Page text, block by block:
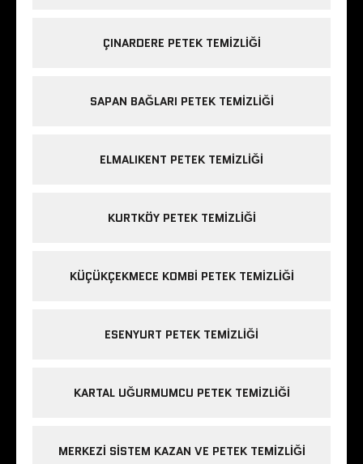
ÇINARDERE PETEK TEMIZLIĞI
SAPAN BAĞLARI PETEK TEMIZLIĞI
ELMALIKENT PETEK TEMIZLIĞI
KURTKÖY PETEK TEMIZLIĞI
KÜÇÜKÇEKMECE KOMBI PETEK TEMIZLIĞI
ESENYURT PETEK TEMIZLIĞI
KARTAL UĞURMUMCU PETEK TEMIZLIĞI
MERKEZI SISTEM KAZAN VE PETEK TEMIZLIĞI